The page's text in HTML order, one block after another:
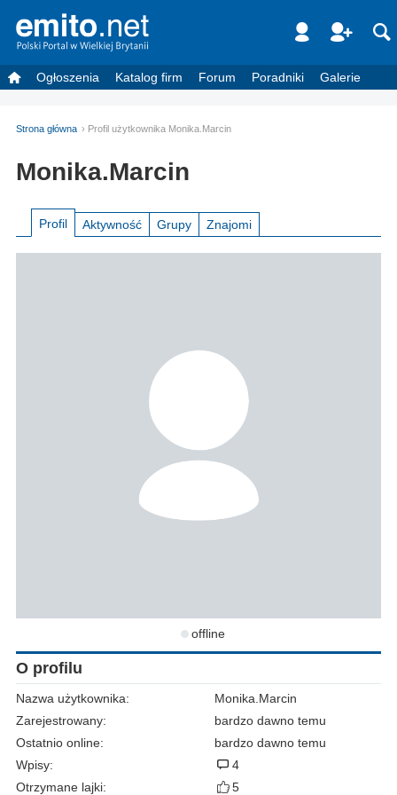
Ogłoszenia Katalog firm Forum Poradniki Galerie
Strona główna Profil użytkownika Monika.Marcin
Monika.Marcin
Profil Aktywność Grupy Znajomi
offline
O profilu
Nazwa użytkownika:
Monika.Marcin
Zarejestrowany:
bardzo dawno temu
Ostatnio online:
bardzo dawno temu
Wpisy:
4
Otrzymane lajki:
5